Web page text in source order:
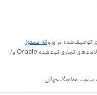
توصیف‌شده در پروانه محتوا
هستند. جاوا و OpenJDK علامت‌های تجاری یا علامت‌های تجاری ثبت‌شده Oracle و/